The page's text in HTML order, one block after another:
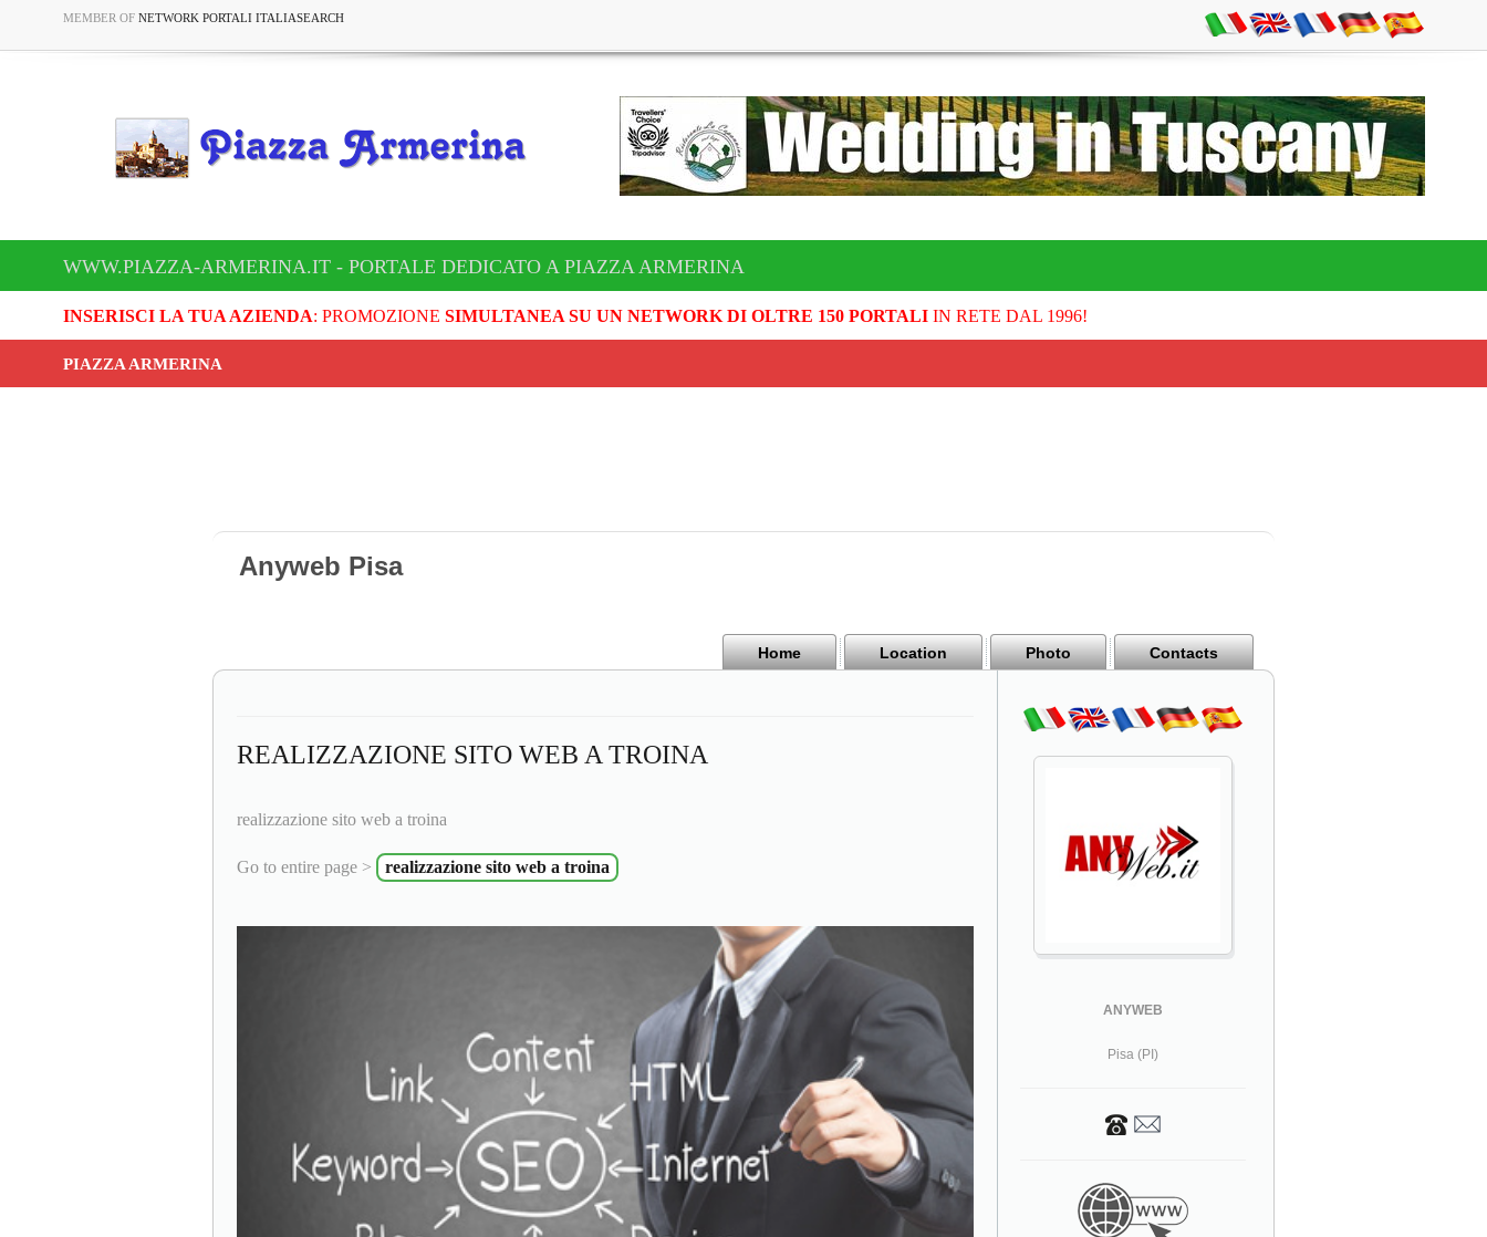
MEMBER OF NETWORK PORTALI ITALIASEARCH
WWW.PIAZZA-ARMERINA.IT - PORTALE DEDICATO A PIAZZA ARMERINA
INSERISCI LA TUA AZIENDA: PROMOZIONE SIMULTANEA SU UN NETWORK DI OLTRE 150 PORTALIIN RETE DAL 1996!
PIAZZA ARMERINA
Anyweb Pisa
Home Location Photo Contacts
REALIZZAZIONE SITO WEB A TROINA
realizzazione sito web a troina
Go to entire page > realizzazione sito web a troina
ANYWEB
Pisa (PI)